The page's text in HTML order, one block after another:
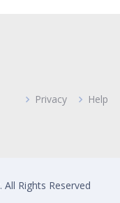
Privacy Help
. All Rights Reserved